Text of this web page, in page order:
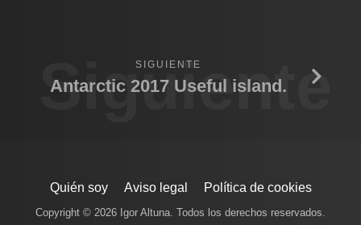
Siguiente
SIGUIENTE
Antarctic 2017 Useful island.
Quién soy Aviso legal Política de cookies
Copyright © 2026 Igor Altuna. Todos los derechos reservados.